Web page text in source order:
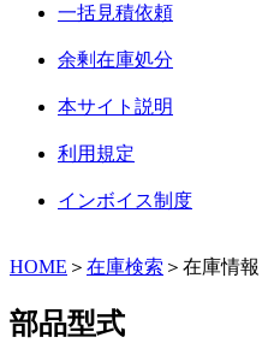
一括見積依頼
余剰在庫処分
本サイト説明
利用規定
インボイス制度
HOME ＞ 在庫検索 ＞在庫情報
部品型式